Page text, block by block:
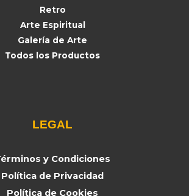
Retro
Arte Espiritual
Galería de Arte
Todos los Productos
LEGAL
y Condiciones
Política de Privacidad
Política de Cookies